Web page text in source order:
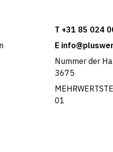
T +31 85 024
E
Nummer der
3675
01